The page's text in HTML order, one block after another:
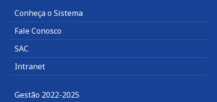
Conheça o Sistema
Fale Conosco
SAC
Intranet
Gestão 2022-2025